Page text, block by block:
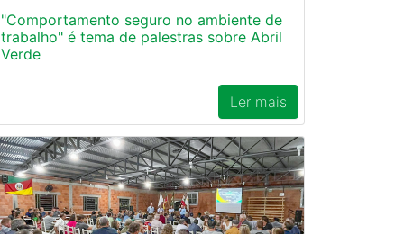
"Comportamento seguro no ambiente de
trabalho" é tema de palestras sobre Abril
Verde
Ler mais